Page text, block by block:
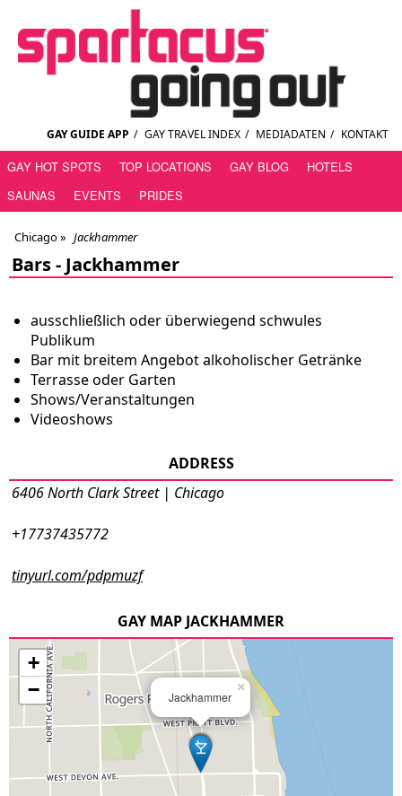
GAY GUIDE APP / GAY TRAVEL INDEX / MEDIADATEN / KONTAKT
GAY HOT SPOTS TOP LOCATIONS GAY BLOG
HOTELS
SAUNAS
EVENTS PRIDES
Chicago» Jackhammer
Bars - Jackhammer
ausschließlich oder überwiegend schwules
Publikum
Bar mit breitem Angebot alkoholischer Getränke
Terrasse oder Garten
Shows/Veranstaltungen
Videoshows
ADDRESS
6406 North Clark Street | Chicago
+17737435772
tinyurl.com/pdpmuzf
GAY MAP JACKHAMMER
Jackhammer
×
+
−